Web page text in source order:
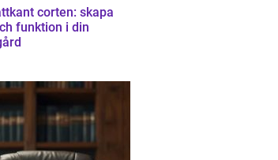
corten: skapa
funktion i din